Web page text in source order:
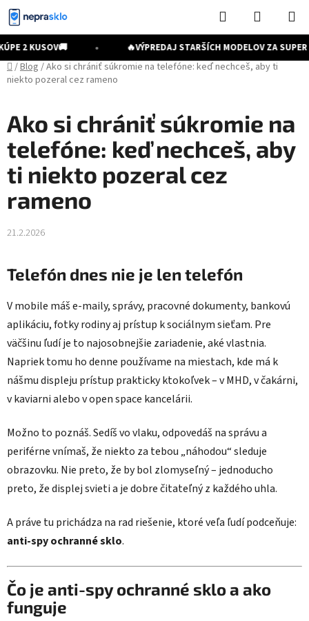
Prejsť
na
obsah
2 KUSOV🚚 🔥VÝPREDAJ STARŠÍCH MODELOV ZA SUPER
Hľadať
KOŠÍK
Domov
/Blog /Ako si chrániť súkromie na telefóne: keď nechceš, aby ti
niekto pozeral cez rameno
Ako si chrániť súkromie na
telefóne: keď nechceš, aby
ti niekto pozeral cez
rameno
21.2.2026
Telefón dnes nie je len telefón
V mobile máš e-maily, správy, pracovné dokumenty, bankovú
aplikáciu, fotky rodiny aj prístup k sociálnym sieťam. Pre
väčšinu ľudí je to najosobnejšie zariadenie, aké vlastnia.
Napriek tomu ho denne používame na miestach, kde má k
nášmu displeju prístup prakticky ktokoľvek – v MHD, v čakárni,
v kaviarni alebo v open space kancelárii.
Možno to poznáš. Sedíš vo vlaku, odpovedáš na správu a
periférne vnímaš, že niekto za tebou „náhodou“ sleduje
obrazovku. Nie preto, že by bol zlomyseľný – jednoducho
preto, že displej svieti a je dobre čitateľný z každého uhla.
A práve tu prichádza na rad riešenie, ktoré veľa ľudí podceňuje:
anti-spy ochranné sklo.
Čo je anti-spy ochranné sklo a ako
funguje